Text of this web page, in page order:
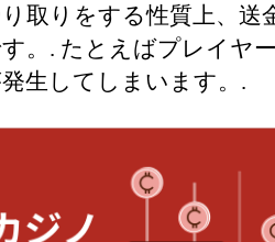
取りをする性質上、送
。. たとえばプレイヤ
生してしまいます。.